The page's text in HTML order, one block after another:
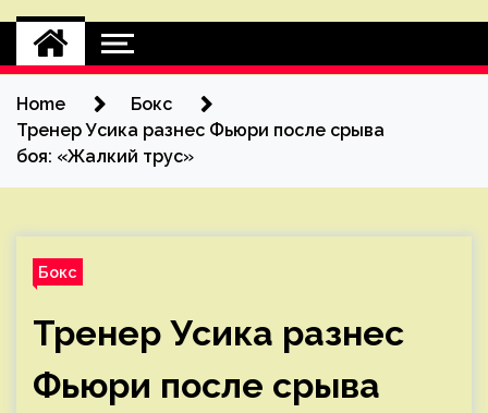
Home
Бокс
Тренер Усика разнес Фьюри после срыва
боя: «Жалкий трус»
Бокс
Тренер Усика разнес
Фьюри после срыва